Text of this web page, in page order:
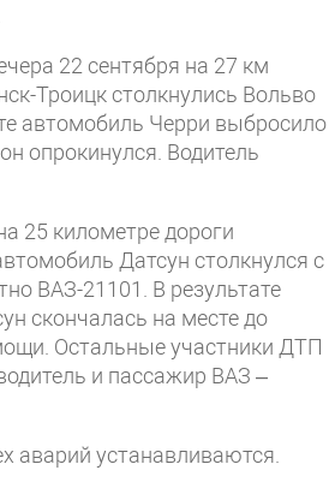
22 сентября на 27 км
Троицк столкнулись Вольво
автомобиль Черри выбросило
опрокинулся. Водитель
25 километре дороги
Датсун столкнулся с
ВАЗ-21101. В результате
скончалась на месте до
Остальные участники ДТП
и пассажир ВАЗ –
аварий устанавливаются.